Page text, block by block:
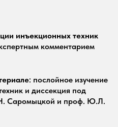
инъекционных техник
комментарием
: послойное изучение
и диссекция под
Саромыцкой и проф. Ю.Л.